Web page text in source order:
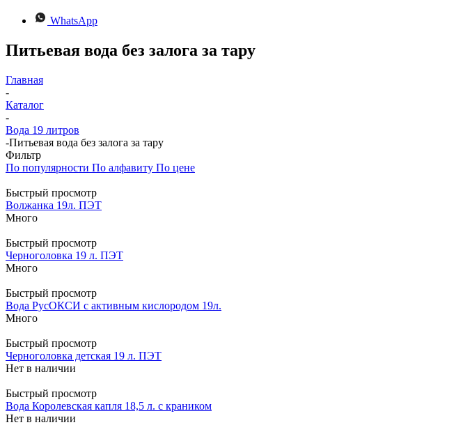
WhatsApp
Питьевая вода без залога за тару
Главная
-
Каталог
-
Вода 19 литров
-Питьевая вода без залога за тару
Фильтр
По популярности По алфавиту По цене
Быстрый просмотр
Волжанка 19л. ПЭТ
Много
Быстрый просмотр
Черноголовка 19 л. ПЭТ
Много
Быстрый просмотр
Вода РусОКСИ с активным кислородом 19л.
Много
Быстрый просмотр
Черноголовка детская 19 л. ПЭТ
Нет в наличии
Быстрый просмотр
Вода Королевская капля 18,5 л. с краником
Нет в наличии